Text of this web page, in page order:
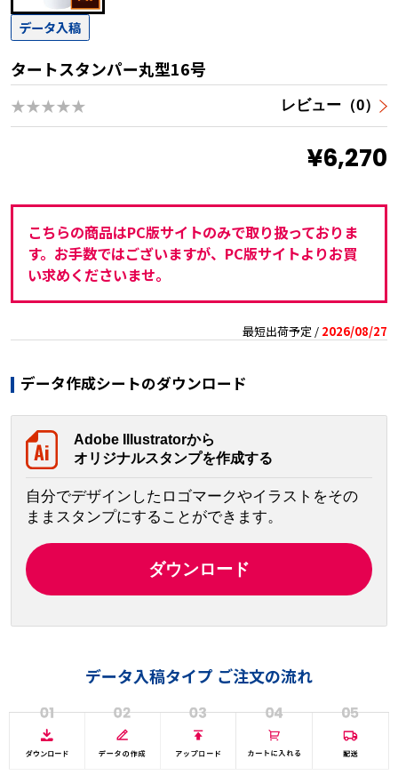
データ入稿
タートスタンパー丸型16号
★★★★★ レビュー（0）
¥6,270
こちらの商品はPC版サイトのみで取り扱っておりま
す。お手数ではございますが、PC版サイトよりお買
い求めくださいませ。
最短出荷予定 / 2026/08/27
データ作成シートのダウンロード
Adobe Illustratorから
オリジナルスタンプを作成する
自分でデザインしたロゴマークやイラストをその
ままスタンプにすることができます。
ダウンロード
データ入稿タイプ ご注文の流れ